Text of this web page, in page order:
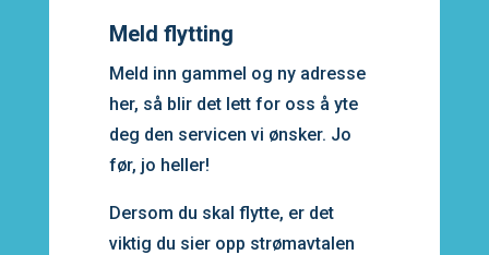
Meld flytting
Meld inn gammel og ny adresse
her, så blir det lett for oss å yte
deg den servicen vi ønsker. Jo
før, jo heller!
Dersom du skal flytte, er det
viktig du sier opp strømavtalen